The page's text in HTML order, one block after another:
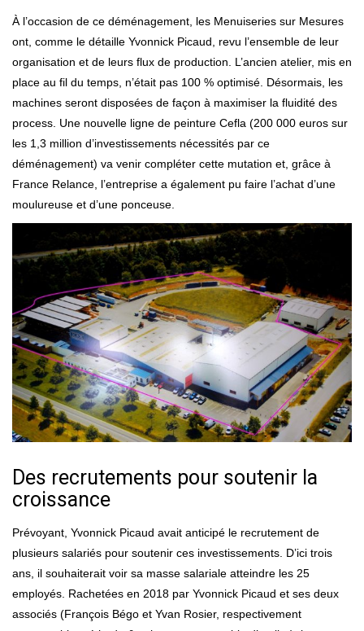
À l’occasion de ce déménagement, les Menuiseries sur Mesures
ont, comme le détaille Yvonnick Picaud, revu l’ensemble de leur
organisation et de leurs flux de production. L’ancien atelier, mis en
place au fil du temps, n’était pas 100 % optimisé. Désormais, les
machines seront disposées de façon à maximiser la fluidité des
process. Une nouvelle ligne de peinture Cefla (200 000 euros sur
les 1,3 million d’investissements nécessités par ce
déménagement) va venir compléter cette mutation et, grâce à
France Relance, l’entreprise a également pu faire l’achat d’une
moulureuse et d’une ponceuse.
Des recrutements pour soutenir la
croissance
Prévoyant, Yvonnick Picaud avait anticipé le recrutement de
plusieurs salariés pour soutenir ces investissements. D’ici trois
ans, il souhaiterait voir sa masse salariale atteindre les 25
employés. Rachetées en 2018 par Yvonnick Picaud et ses deux
associés (François Bégo et Yvan Rosier, respectivement